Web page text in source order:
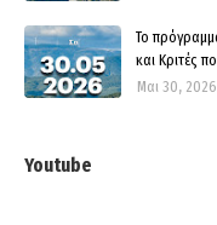
Το
και Kριτές
Μαι 30, 2026
Youtube